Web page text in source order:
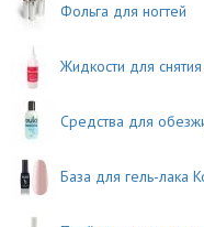
Фольга для ногтей
Жидкости для снятия
Средства для
База для гель-лака